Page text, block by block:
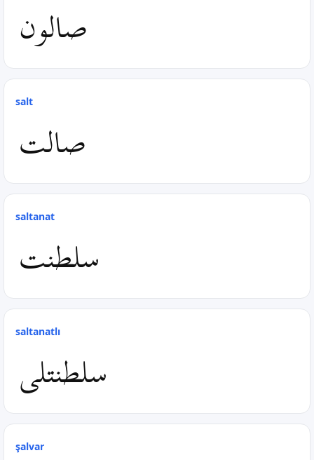
صالون
salt
صالت
saltanat
سلطنت
saltanatlı
سلطنتلی
şalvar